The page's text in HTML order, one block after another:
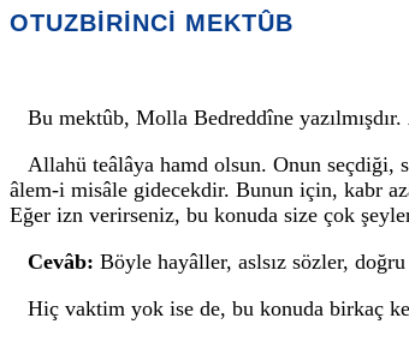
OTUZBİRİNCİ MEKTÛB
Bu mektûb, Molla Bedreddîne
Allahü teâlâya hamd olsun. Onun seçdiği,
âlem-i misâle gidecekdir. Bunun için, kabr
Eğer izn verirseniz, bu konuda size çok
Cevâb: Böyle hayâller, aslsız sözler,
Hiç vaktim yok ise de, bu konuda birkaç